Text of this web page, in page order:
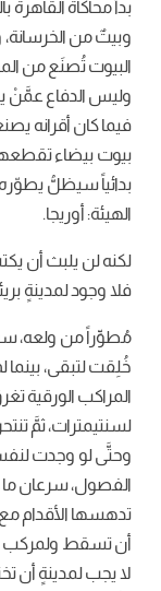
بدأ محاكاة
وبيتٌ من
البيوت تُصنَع من
وليس الدفاع عمَّنْ
فيما كان أقرانه
بيوت بيضاء
بدائياً سيظلُّ يطوّره
الهيئة: أوريجا.
لكنه لن يلبث أن
فلا وجود لمدينةٍ
مُطوِّراً من ولعه،
خُلِقت لتبقى، بينما
المراكب الورقية
لسنتيمترات، ثمَّ
وحتَّى لو وجدت
الفصول، سرعان ما
تدهسها الأقدام
أن تسقط ولمركب
لا يجب لمدينةٍ أن